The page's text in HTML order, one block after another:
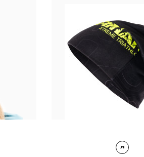
růžový pruhPohodlná zimní pletená čepice s
UNI